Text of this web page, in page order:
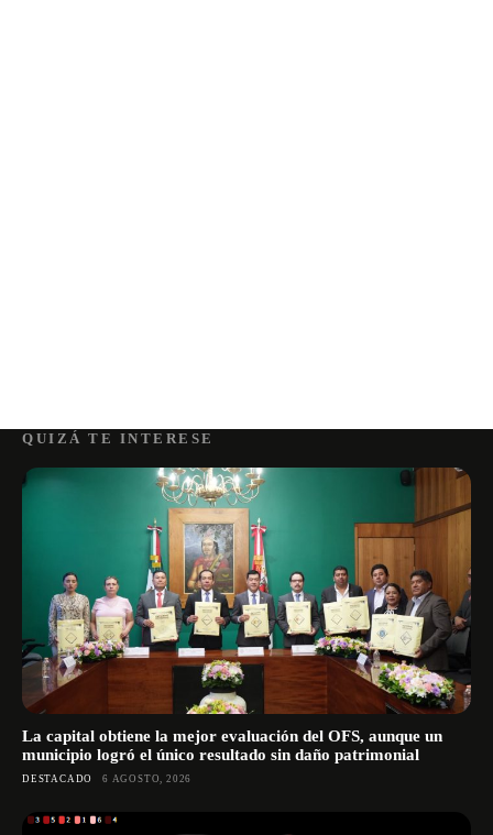
QUIZÁ TE INTERESE
La capital obtiene la mejor evaluación del OFS, aunque un
municipio logró el único resultado sin daño patrimonial
DESTACADO 6 AGOSTO, 2026